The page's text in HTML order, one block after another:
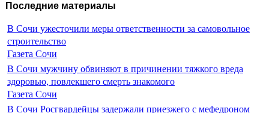
Последние материалы
В Сочи ужесточили меры ответственности за самовольное
строительство
Газета Сочи
В Сочи мужчину обвиняют в причинении тяжкого вреда
здоровью, повлекшего смерть знакомого
Газета Сочи
В Сочи Росгвардейцы задержали приезжего с мефедроном